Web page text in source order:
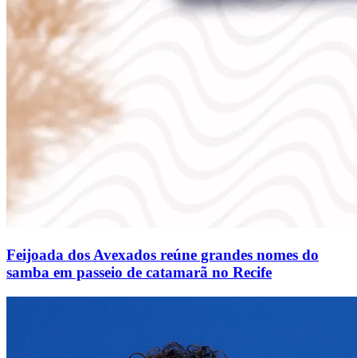
Feijoada dos Avexados reúne grandes nomes do
samba em passeio de catamarã no Recife